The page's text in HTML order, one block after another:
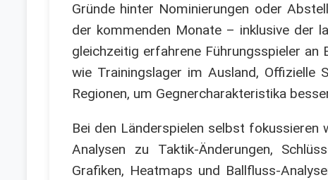
Gründe hinter Nominierungen oder
der kommenden Monate – inklusive der
gleichzeitig erfahrene Führungsspieler
wie Trainingslager im Ausland, Offizielle
Regionen, um Gegnercharakteristika
Bei den Länderspielen selbst
Analysen zu Taktik-Änderungen,
Grafiken, Heatmaps und Ballfluss-